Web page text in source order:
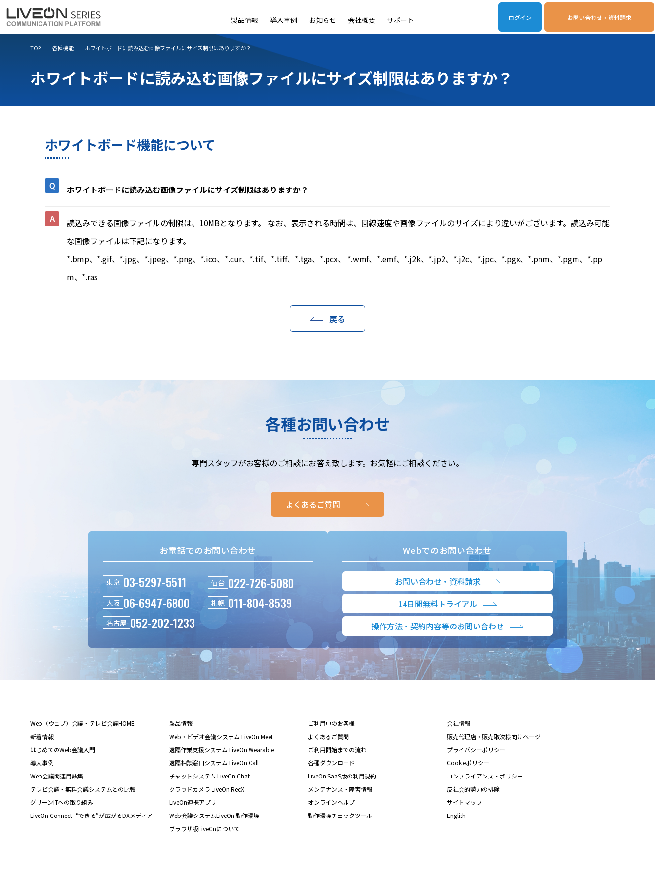
ログイン お問い合わせ・資料請求
製品情報
LiveOn Meet LiveOn WearableLiveOn Nano
導入事例 お知らせ 会社概要 サポート
TOP 各種機能 ホワイトボードに読み込む画像ファイルにサイズ制限はありますか？
ホワイトボードに読み込む画像ファイルにサイズ制限はありますか？
ホワイトボード機能について
ホワイトボードに読み込む画像ファイルにサイズ制限はありますか？
読込みできる画像ファイルの制限は、10MBとなります。 なお、表示される時間は、回線速度や画像ファイルのサイズにより違いがございます。読込み可能
な画像ファイルは下記になります。
*.bmp、*.gif、*.jpg、*.jpeg、*.png、*.ico、*.cur、*.tif、*.tiff、*.tga、*.pcx、 *.wmf、*.emf、*.j2k、*.jp2、*.j2c、*.jpc、*.pgx、*.pnm、*.pgm、*.pp
m、*.ras
戻る
各種お問い合わせ
専門スタッフがお客様のご相談にお答え致します。お気軽にご相談ください。
よくあるご質問
お電話でのお問い合わせ
東京 03-5297-5511 仙台 022-726-5080
大阪 06-6947-6800 札幌 011-804-8539
名古屋 052-202-1233
Webでのお問い合わせ
お問い合わせ・資料請求
14日間無料トライアル
操作方法・契約内容等のお問い合わせ
Web（ウェブ）会議・テレビ会議HOME
新着情報
はじめてのWeb会議入門
導入事例
Web会議関連用語集
テレビ会議・無料会議システムとの比較
グリーンITへの取り組み
LiveOn Connect -“できる”が広がるDXメディア -
製品情報
Web・ビデオ会議システム LiveOn Meet
遠隔作業支援システム LiveOn Wearable
遠隔相談窓口システム LiveOn Call
チャットシステム LiveOn Chat
クラウドカメラ LiveOn RecX
LiveOn連携アプリ
Web会議システムLiveOn 動作環境
ブラウザ版LiveOnについて
ご利用中のお客様
よくあるご質問
ご利用開始までの流れ
各種ダウンロード
LiveOn SaaS版の利用規約
メンテナンス・障害情報
オンラインヘルプ
動作環境チェックツール
会社情報
販売代理店・販売取次様向けページ
プライバシーポリシー
Cookieポリシー
コンプライアンス・ポリシー
反社会的勢力の排除
サイトマップ
English